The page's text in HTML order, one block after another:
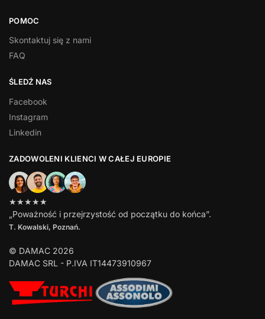
POMOC
Skontaktuj się z nami
FAQ
ŚLEDŹ NAS
Facebook
Instagram
Linkedin
ZADOWOLENI KLIENCI W CAŁEJ EUROPIE
★★★★★
„Poważność i przejrzystość od początku do końca”.
T. Kowalski, Poznań.
© DAMAC 2026
DAMAC SRL - P.IVA IT14473910967